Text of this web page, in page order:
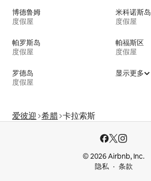
博德鲁姆
度假屋
米科诺斯岛
度假屋
帕罗斯岛
度假屋
帕福斯区
度假屋
罗德岛
度假屋
显示更多
爱彼迎 希腊 卡拉索斯
© 2026 Airbnb, Inc.
隐私
条款